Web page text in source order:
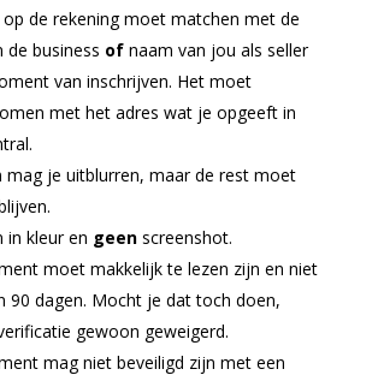
de rekening moet matchen met de
de business ofnaam van jou als seller
van inschrijven. Het moet
met het adres wat je opgeeft in
mag je uitblurren, maar de rest moet
in kleur en geen screenshot.
moet makkelijk te lezen zijn en niet
90 dagen. Mocht je dat toch doen,
gewoon geweigerd.
mag niet beveiligd zijn met een